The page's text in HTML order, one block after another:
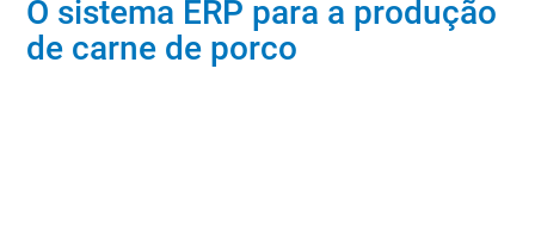
O sistema ERP para a produção
de carne de porco